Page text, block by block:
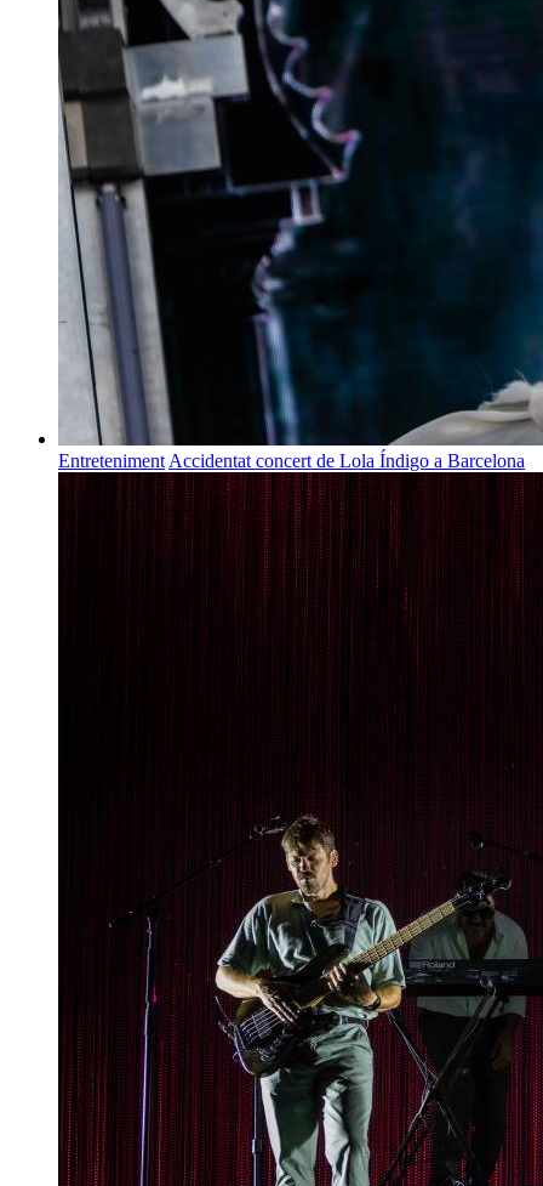
Entreteniment Accidentat concert de Lola Índigo a Barcelona